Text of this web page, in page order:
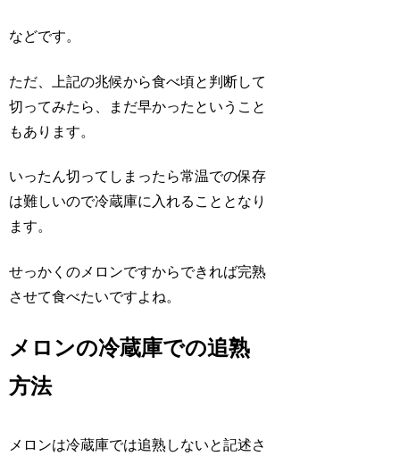
などです。
ただ、上記の兆候から食べ頃と判断して
切ってみたら、まだ早かったということ
もあります。
いったん切ってしまったら常温での保存
は難しいので冷蔵庫に入れることとなり
ます。
せっかくのメロンですからできれば完熟
させて食べたいですよね。
メロンの冷蔵庫での追熟
方法
メロンは冷蔵庫では追熟しないと記述さ